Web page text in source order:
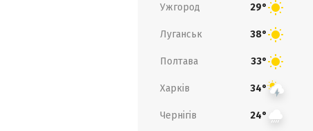
Ужгород 29°
Луганськ 38°
Полтава 33°
Харків 34°
Чернігів 24°